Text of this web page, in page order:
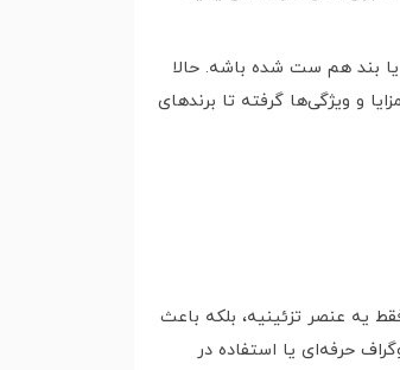
یا بند هم ست شده باشه. حالا
و ویژگی‌ها گرفته تا برندهای
یه عنصر تزئینیه، بلکه باعث
حرفه‌ای یا استفاده در